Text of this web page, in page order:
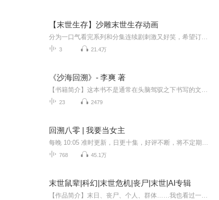
【末世生存】沙雕末世生存动画
3 21.4万
《沙海回溯》- 李爽 著
23 2479
回溯八零 | 我要当女主
768 45.1万
末世鼠辈|科幻|末世危机|丧尸|末世|AI专辑